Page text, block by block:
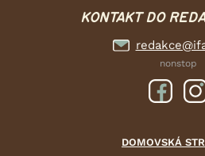
KONTAKT DO
nonstop
DOMOVSKÁ